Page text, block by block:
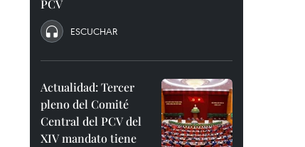
PCV
ESCUCHAR
Actualidad: Tercer
pleno del Comité
Central del PCV del
XIV mandato tiene